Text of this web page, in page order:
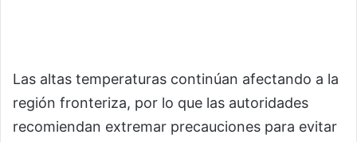
Las altas temperaturas continúan afectando a la
región fronteriza, por lo que las autoridades
recomiendan extremar precauciones para evitar